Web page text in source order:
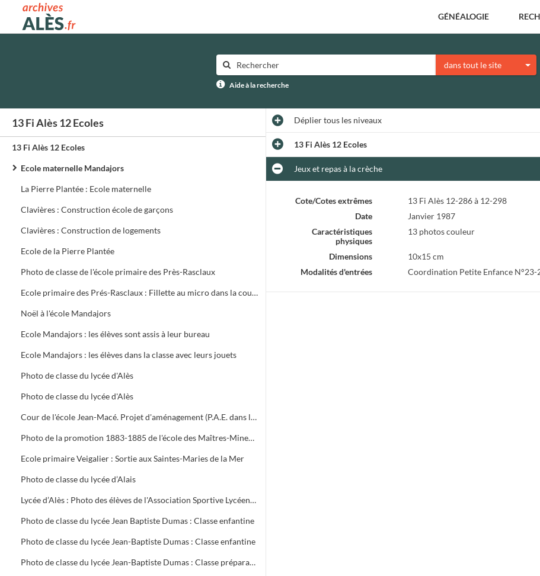
Archives municipales d'Alès GÉNÉALOGIE
dans tout le site
Aide à la recherche
13 Fi Alès 12 Ecoles
13 Fi Alès 12 Ecoles
Ecole maternelle Mandajors
La Pierre Plantée : Ecole maternelle
Clavières : Construction école de garçons
Clavières : Construction de logements
Ecole de la Pierre Plantée
Photo de classe de l'école primaire des Près-Rasclaux
Ecole primaire des Prés-Rasclaux : Fillette au micro dans la cour de l'école, sous les regards de ses camarades et du représentant d'une autorité
Noël à l'école Mandajors
Ecole Mandajors : les élèves sont assis à leur bureau
Ecole Mandajors : les élèves dans la classe avec leurs jouets
Photo de classe du lycée d'Alès
Photo de classe du lycée d'Alès
Cour de l'école Jean-Macé. Projet d'aménagement (P.A.E. dans le cadre du D.S.Q.)
Photo de la promotion 1883-1885 de l'école des Maîtres-Mineurs
Ecole primaire Veigalier : Sortie aux Saintes-Maries de la Mer
Photo de classe du lycée d’Alais
Lycée d’Alès : Photo des élèves de l'Association Sportive Lycéenne (A.S.L.)
Photo de classe du lycée Jean Baptiste Dumas : Classe enfantine
Photo de classe du lycée Jean-Baptiste Dumas : Classe enfantine
Photo de classe du lycée Jean-Baptiste Dumas : Classe préparatoire
Dépliertous les niveaux
13 Fi Alès 12 Ecoles
Jeux et repas à la crèche
Cote/Cotes extrêmes
13 Fi Alès 12-286 à 12-298
Date
Janvier 1987
Caractéristiques
physiques
13 photos couleur
Dimensions
10x15 cm
Modalités d'entrées
Coordination Petite Enfance N°23-